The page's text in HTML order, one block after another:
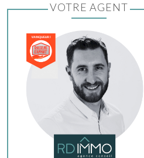
VOTRE AGENT